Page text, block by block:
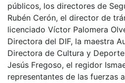
públicos, los directores de
Rubén Cerón, el director de
licenciado Víctor Palomera
Directora del DIF, la maestra
Directora de Cultura y
Jesús Fregoso, el regidor
representantes de las fuerzas